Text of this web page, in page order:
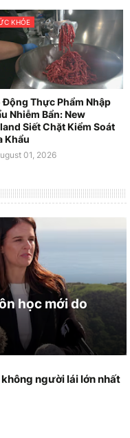
KHỎE
Động Thực Phẩm Nhập
Nhiễm Bẩn: New
Siết Chặt Kiểm Soát
Khẩu
01, 2026
học mới do
người lái lớn nhất